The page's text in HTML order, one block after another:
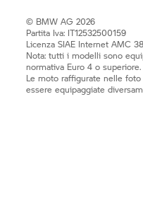
© BMW AG 2026
Partita Iva: IT12532500159
Licenza SIAE Internet AMC
Nota: tutti i modelli sono
normativa Euro 4 o superiore.
Le moto raffigurate nelle
essere equipaggiate